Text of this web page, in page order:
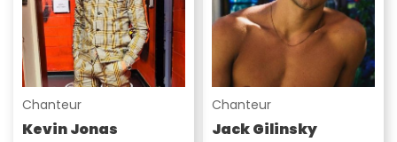
Chanteur
Kevin Jonas
Chanteur
Jack Gilinsky